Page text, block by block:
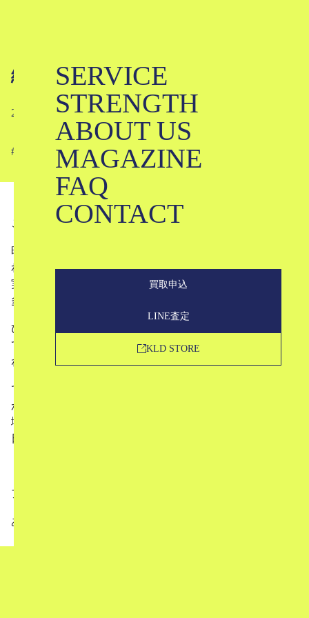
SERVICE
STRENGTH
ABOUT US
MAGAZINE
FAQ
CONTACT
買取申込
LINE査定
KLD STORE
編集日記 #05
2024-07-10
#
こんにちは。ブランド古着のKLDです。
昨今ちょいちょい見かけるアニメや漫画のモチーフが描か
れた服たち。
実は有名ブランドがアニメとコラボしている事例はとても
多くあるんです。
ひと昔前までは正直アニメのTシャツを着ている人なん
て、かなりヘビーで濃ゆいオタク…という印象でしたよ
ね。
ですが今はアニメというもの自体のネガティブなイメージ
が払拭されて、配信によってアニメを楽しんでいる人も急
増。
日本が誇るポップカルチャーとして再注目されています。
アニメコラボについての記事はこちら
ありがとうございました！